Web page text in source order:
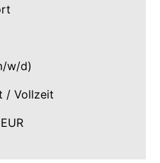
w/d)
/ Vollzeit